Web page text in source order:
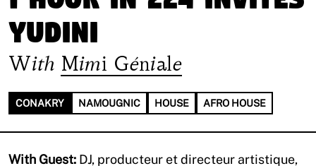
Yudini
With Mimi Géniale
CONAKRY NAMOUGNIC HOUSE AFRO HOUSE
With Guest: DJ, producteur et directeur artistique,